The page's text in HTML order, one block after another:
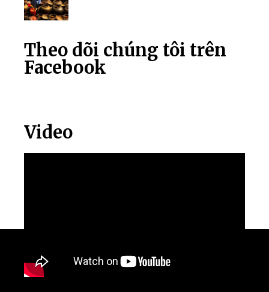
Theo dõi chúng tôi trên
Facebook
Video